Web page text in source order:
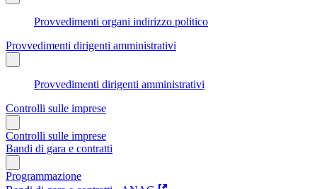
Provvedimenti organi indirizzo politico
Provvedimenti dirigenti amministrativi
Provvedimenti dirigenti amministrativi
Controlli sulle imprese
Controlli sulle imprese
Bandi di gara e contratti
Programmazione